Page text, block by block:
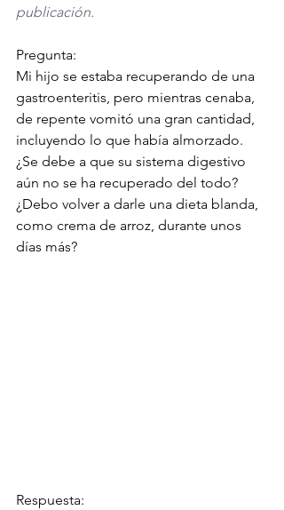
publicación.
Pregunta:
Mi hijo se estaba recuperando de una
gastroenteritis, pero mientras cenaba,
de repente vomitó una gran cantidad,
incluyendo lo que había almorzado.
¿Se debe a que su sistema digestivo
aún no se ha recuperado del todo?
¿Debo volver a darle una dieta blanda,
como crema de arroz, durante unos
días más?
Respuesta: